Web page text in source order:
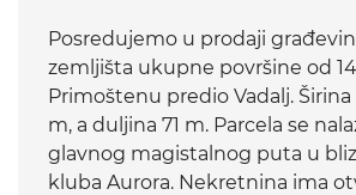
Posredujemo u prodaji
zemljišta ukupne površine od
Primoštenu predio Vadalj.
m, a duljina 71 m. Parcela se
glavnog magistalnog puta u
kluba Aurora. Nekretnina ima